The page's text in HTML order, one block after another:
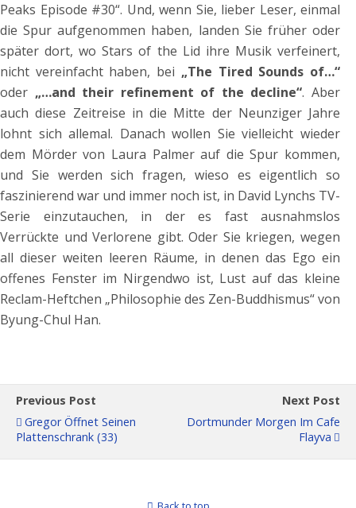
Peaks Episode #30“. Und, wenn Sie, lieber Leser, einmal
die Spur aufgenommen haben, landen Sie früher oder
später dort, wo Stars of the Lid ihre Musik verfeinert,
nicht vereinfacht haben, bei „The Tired Sounds of…“
oder „…and their refinement of the decline“. Aber
auch diese Zeitreise in die Mitte der Neunziger Jahre
lohnt sich allemal. Danach wollen Sie vielleicht wieder
dem Mörder von Laura Palmer auf die Spur kommen,
und Sie werden sich fragen, wieso es eigentlich so
faszinierend war und immer noch ist, in David Lynchs TV-
Serie einzutauchen, in der es fast ausnahmslos
Verrückte und Verlorene gibt. Oder Sie kriegen, wegen
all dieser weiten leeren Räume, in denen das Ego ein
offenes Fenster im Nirgendwo ist, Lust auf das kleine
Reclam-Heftchen „Philosophie des Zen-Buddhismus“ von
Byung-Chul Han.
Previous Post
Gregor Öffnet Seinen
Plattenschrank (33)
Next Post
Dortmunder Morgen Im Cafe
Flayva